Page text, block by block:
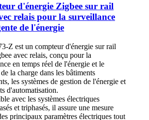
d'énergie Zigbee sur rail
relais pour la surveillance
de l'énergie
Z est un compteur d'énergie sur rail
avec relais, conçu pour la
en temps réel de l'énergie et le
la charge dans les bâtiments
les systèmes de gestion de l'énergie et
d'automatisation.
avec les systèmes électriques
et triphasés, il assure une mesure
principaux paramètres électriques tout